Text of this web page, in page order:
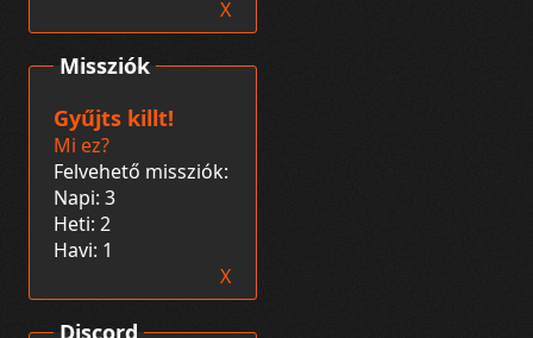
Discord
Missziók
Gyűjts killt!
Mi ez?
Felvehető missziók:
Napi: 3
Heti: 2
Havi: 1
X
X